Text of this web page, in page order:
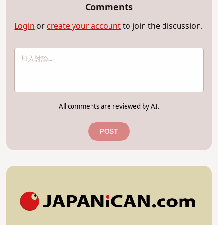
Comments
Login or create your accountto join the discussion.
All comments are reviewed by AI.
POST